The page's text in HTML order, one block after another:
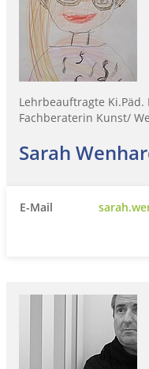
Lehrbeauftragte Ki.Päd.
Fachberaterin Kunst/
Sarah
E-Mail